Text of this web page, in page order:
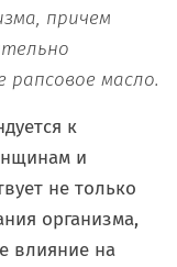
, причем
рапсовое масло.
к
и
не только
организма,
влияние на